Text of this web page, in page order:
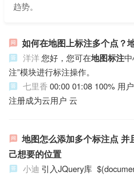
趋势。
如何在地图上标注多个点？
洋洋 您好，您可在地图标注
注”模块进行标注操作。
七里香 00:00 01:08 100% 用
注册成为云用户 云
地图怎么添加多个标注点 并
己想要的位置
小迪 引入JQuery库